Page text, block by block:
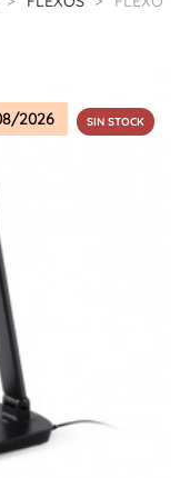
2026 SIN STOCK